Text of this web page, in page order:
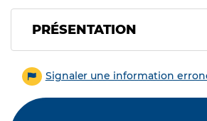
PRÉSENTATION
Signaler une information